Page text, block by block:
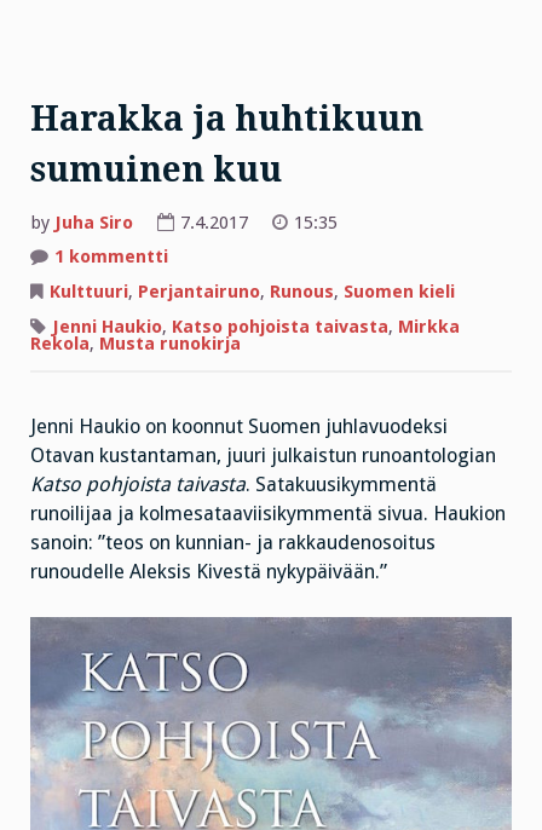
Harakka ja huhtikuun
sumuinen kuu
by Juha Siro 7.4.2017
15:35
1 kommenttiartikkeliin
ja
huhtikuun
sumuinen
kuu
Kulttuuri, Perjantairuno, Runous, Suomen kieli
Jenni Haukio, Katso pohjoista taivasta, Mirkka
Rekola, Musta runokirja
Jenni Haukio on koonnut Suomen juhlavuodeksi
Otavan kustantaman, juuri julkaistun runoantologian
Katso pohjoista taivasta. Satakuusikymmentä
runoilijaa ja kolmesataaviisikymmentä sivua. Haukion
sanoin: ”teos on kunnian- ja rakkaudenosoitus
runoudelle Aleksis Kivestä nykypäivään.”